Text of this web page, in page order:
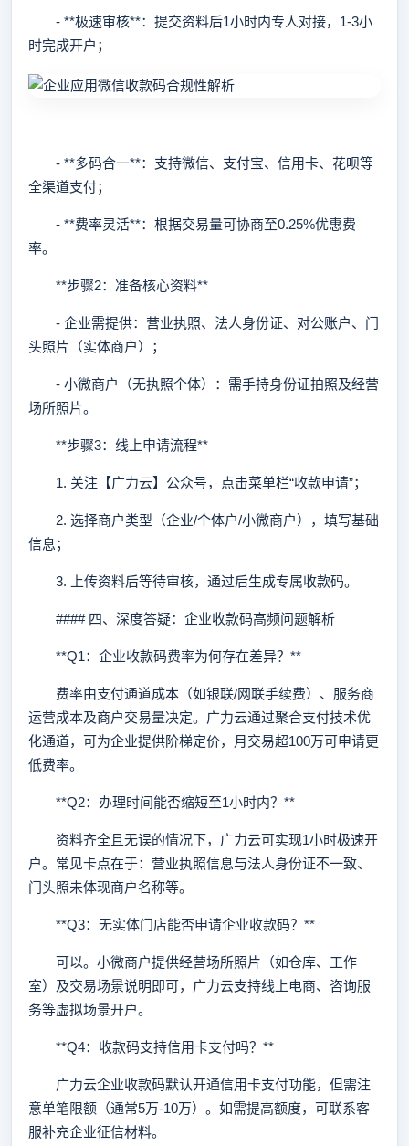
- **极速审核**：提交资料后1小时内专人对接，1-3小
时完成开户；
- **多码合一**：支持微信、支付宝、信用卡、花呗等
全渠道支付；
- **费率灵活**：根据交易量可协商至0.25%优惠费
率。
**步骤2：准备核心资料**
- 企业需提供：营业执照、法人身份证、对公账户、门
头照片（实体商户）；
- 小微商户（无执照个体）：需手持身份证拍照及经营
场所照片。
**步骤3：线上申请流程**
1. 关注【广力云】公众号，点击菜单栏“收款申请”；
2. 选择商户类型（企业/个体户/小微商户），填写基础
信息；
3. 上传资料后等待审核，通过后生成专属收款码。
#### 四、深度答疑：企业收款码高频问题解析
**Q1：企业收款码费率为何存在差异？**
费率由支付通道成本（如银联/网联手续费）、服务商
运营成本及商户交易量决定。广力云通过聚合支付技术优
化通道，可为企业提供阶梯定价，月交易超100万可申请更
低费率。
**Q2：办理时间能否缩短至1小时内？**
资料齐全且无误的情况下，广力云可实现1小时极速开
户。常见卡点在于：营业执照信息与法人身份证不一致、
门头照未体现商户名称等。
**Q3：无实体门店能否申请企业收款码？**
可以。小微商户提供经营场所照片（如仓库、工作
室）及交易场景说明即可，广力云支持线上电商、咨询服
务等虚拟场景开户。
**Q4：收款码支持信用卡支付吗？**
广力云企业收款码默认开通信用卡支付功能，但需注
意单笔限额（通常5万-10万）。如需提高额度，可联系客
服补充企业征信材料。